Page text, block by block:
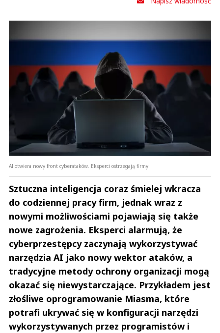
AI otwiera nowy front cyberataków. Eksperci ostrzegają firmy
Sztuczna inteligencja coraz śmielej wkracza
do codziennej pracy firm, jednak wraz z
nowymi możliwościami pojawiają się także
nowe zagrożenia. Eksperci alarmują, że
cyberprzestępcy zaczynają wykorzystywać
narzędzia AI jako nowy wektor ataków, a
tradycyjne metody ochrony organizacji mogą
okazać się niewystarczające. Przykładem jest
złośliwe oprogramowanie Miasma, które
potrafi ukrywać się w konfiguracji narzędzi
wykorzystywanych przez programistów i